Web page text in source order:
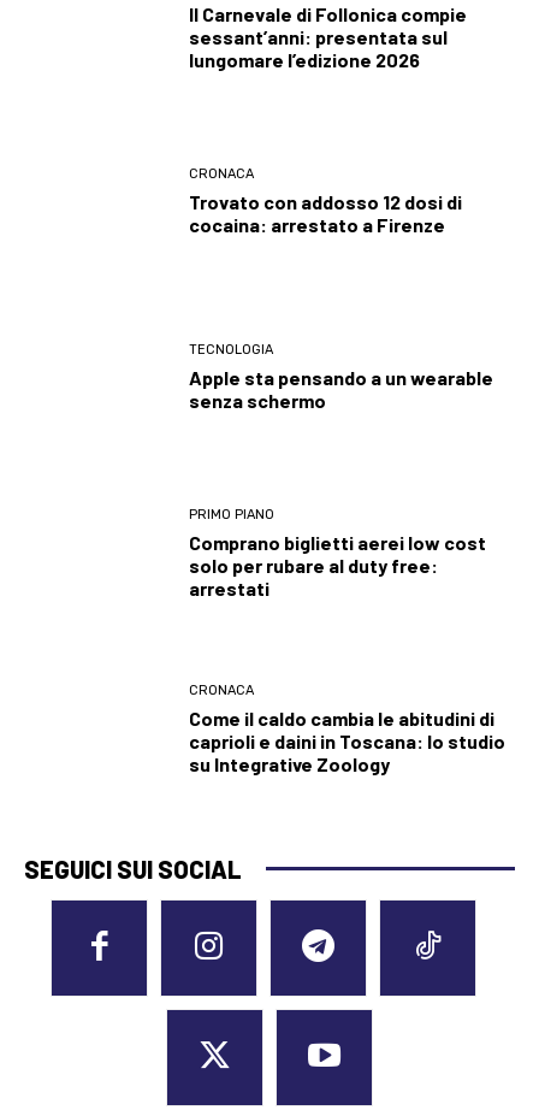
Il Carnevale di Follonica compie
sessant’anni: presentata sul
lungomare l’edizione 2026
CRONACA
Trovato con addosso 12 dosi di
cocaina: arrestato a Firenze
TECNOLOGIA
Apple sta pensando a un wearable
senza schermo
PRIMO PIANO
Comprano biglietti aerei low cost
solo per rubare al duty free:
arrestati
CRONACA
Come il caldo cambia le abitudini di
caprioli e daini in Toscana: lo studio
su Integrative Zoology
SEGUICI SUI SOCIAL